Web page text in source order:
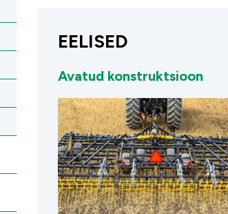
EELISED
Avatud konstruktsioon